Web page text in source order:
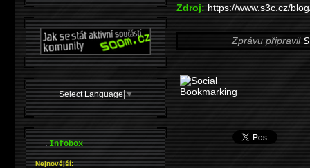
Zdroj: https://www.s3c.cz/
Zprávu připravil
Select Language ▼
.Infobox
Nejnovější: